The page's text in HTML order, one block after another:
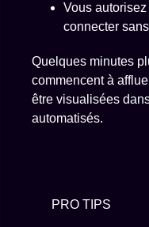
Vous
connecter
Quelques minutes
commencent à
être visualisées
automatisés.
PRO TIPS